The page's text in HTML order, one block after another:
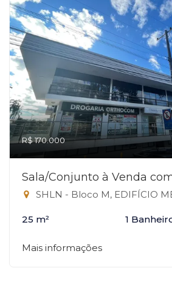
R$ 170.000
Sala/Conjunto à Venda
SHLN - Bloco M, EDIFÍCIO MED CENTER,
25 m² 1
Mais informações